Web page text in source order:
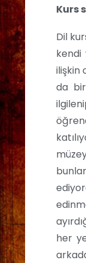
Kurs
Dil
kendi
ilişkin
da
her